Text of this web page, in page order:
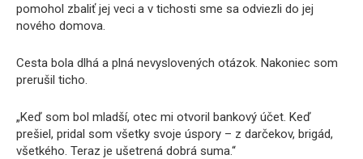
pomohol zbaliť jej veci a v tichosti sme sa odviezli do jej
nového domova.
Cesta bola dlhá a plná nevyslovených otázok. Nakoniec som
prerušil ticho.
„Keď som bol mladší, otec mi otvoril bankový účet. Keď
prešiel, pridal som všetky svoje úspory – z darčekov, brigád,
všetkého. Teraz je ušetrená dobrá suma.“